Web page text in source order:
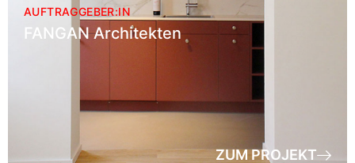
AUFTRAGGEBER:IN
FANGAN Architekten
ZUM PROJEKT